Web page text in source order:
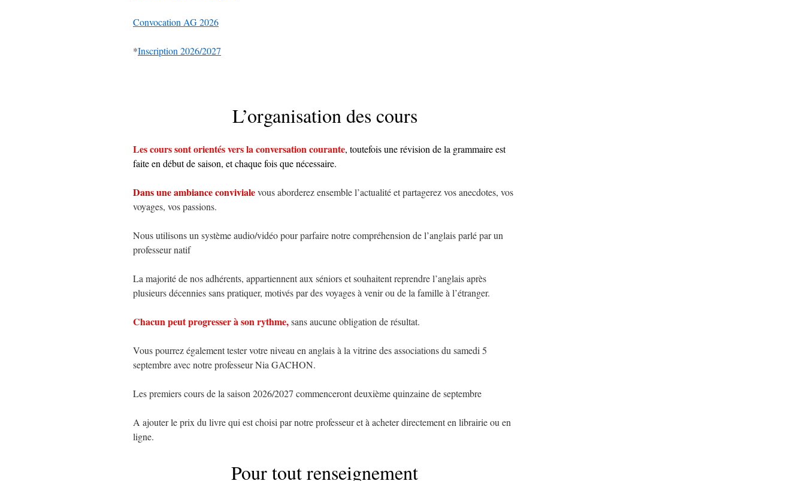
Convocation AG 2026
*Inscription 2026/2027
L’organisation des cours
Les cours sont orientés vers la conversation courante, toutefois une révision de la grammaire est
faite en début de saison, et chaque fois que nécessaire.
Dans une ambiance convivialevous aborderez ensemble l’actualité et partagerez vos anecdotes, vos
voyages, vos passions.
Nous utilisons un système audio/vidéo pour parfaire notre compréhension de l’anglais parlé par un
professeur natif
La majorité de nos adhérents, appartiennent aux séniors et souhaitent reprendre l’anglais après
plusieurs décennies sans pratiquer, motivés par des voyages à venir ou de la famille à l’étranger.
Chacun peut progresser à son rythme,sans aucune obligation de résultat.
Vous pourrez également tester votre niveau en anglais à la vitrine des associations du samedi 5
septembre avec notre professeur Nia GACHON.
Les premiers cours de la saison 2026/2027 commenceront deuxième quinzaine de septembre
A ajouter le prix du livre qui est choisi par notre professeur et à acheter directement en librairie ou en
ligne.
Pour tout renseignement